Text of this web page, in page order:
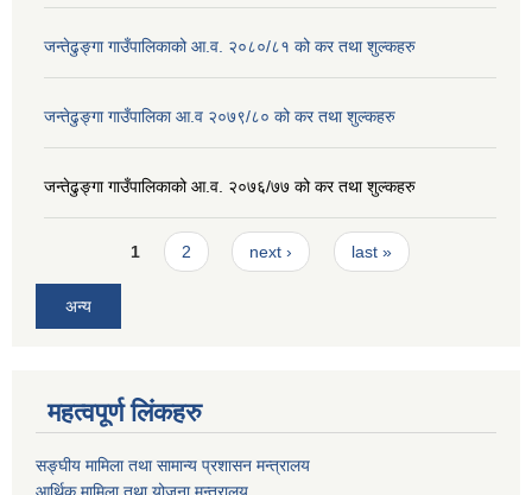
जन्तेढुङ्गा गाउँपालिकाको आ.व. २०८०/८१ को कर तथा शुल्कहरु
जन्तेढुङ्गा गाउँपालिका आ.व २०७९/८० को कर तथा शुल्कहरु
जन्तेढुङ्गा गाउँपालिकाको आ.व. २०७६/७७ को कर तथा शुल्कहरु
Pages1 2 next › last »
अन्य
महत्वपूर्ण लिंकहरु
सङ्घीय मामिला तथा सामान्य प्रशासन मन्त्रालय